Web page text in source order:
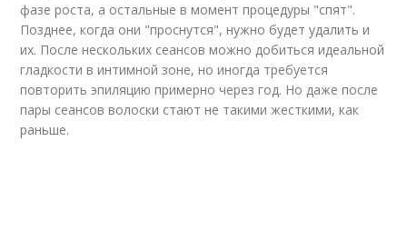
фазе роста, а остальные в момент процедуры "спят".
Позднее, когда они "проснутся", нужно будет удалить и
их. После нескольких сеансов можно добиться идеальной
гладкости в интимной зоне, но иногда требуется
повторить эпиляцию примерно через год. Но даже после
пары сеансов волоски стают не такими жесткими, как
раньше.